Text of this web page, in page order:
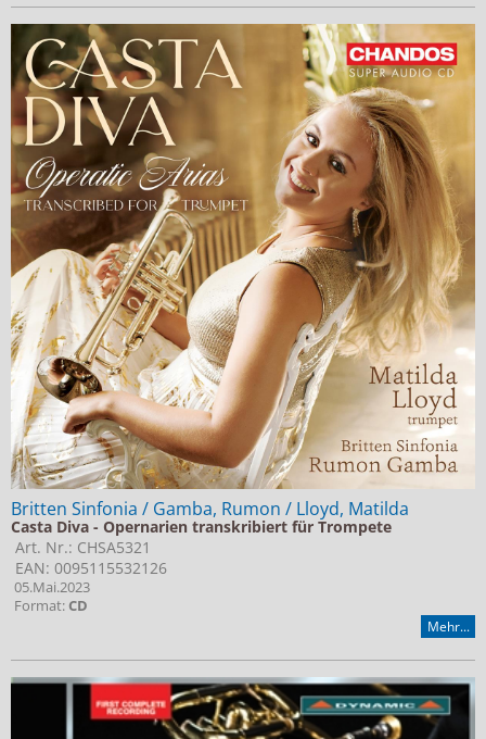
Britten Sinfonia / Gamba, Rumon / Lloyd, Matilda
Casta Diva - Opernarien transkribiert für Trompete
Art. Nr.: CHSA5321
EAN: 0095115532126
05.Mai.2023
Format:CD
Mehr...